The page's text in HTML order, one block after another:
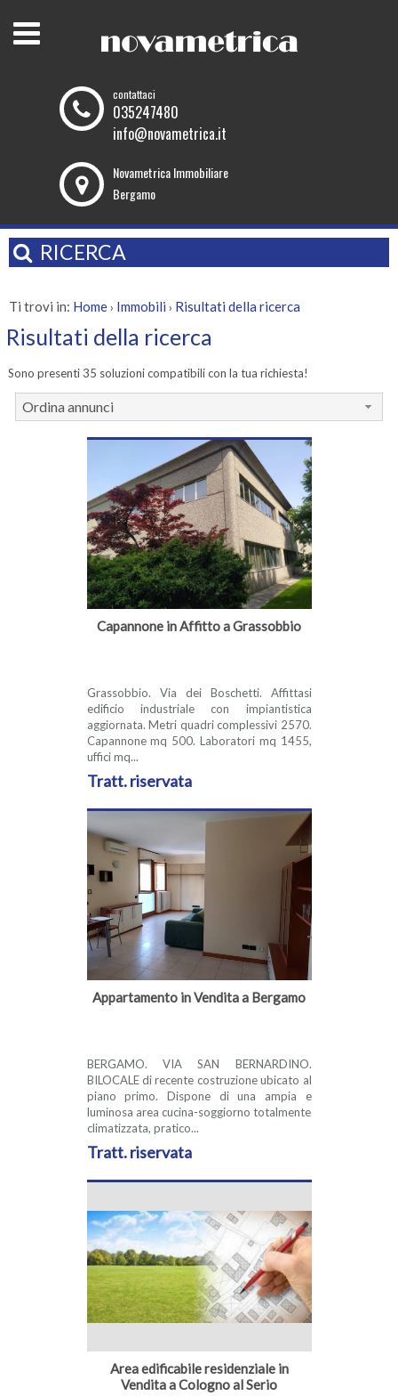
contattaci
035247480
info@novametrica.it
Novametrica Immobiliare
Bergamo
RICERCA
Ti trovi in: Home› Immobili › Risultati della ricerca
Risultati della ricerca
Sono presenti 35 soluzioni compatibili con la tua richiesta!
Ordina annunci
Capannone in Affitto a Grassobbio
Grassobbio. Via dei Boschetti. Affittasi
edificio industriale con impiantistica
aggiornata. Metri quadri complessivi 2570.
Capannone mq 500. Laboratori mq 1455,
uffici mq...
Tratt. riservata
Appartamento in Vendita a Bergamo
BERGAMO. VIA SAN BERNARDINO.
BILOCALE di recente costruzione ubicato al
piano primo. Dispone di una ampia e
luminosa area cucina-soggiorno totalmente
climatizzata, pratico...
Tratt. riservata
Area edificabile residenziale in
Vendita a Cologno al Serio